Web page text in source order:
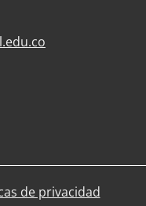
de privacidad